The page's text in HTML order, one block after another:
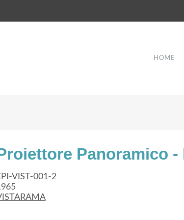
HOME
Panoramico
VIST-001-2
adipiscing elit. Aenean commodo ligula eget